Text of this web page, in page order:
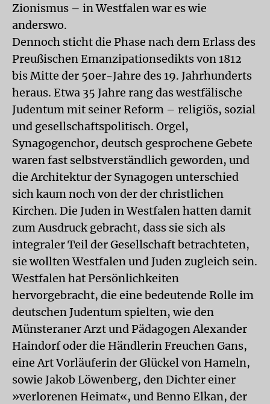
Zionismus – in Westfalen war es wie
anderswo.
Dennoch sticht die Phase nach dem Erlass des
Preußischen Emanzipationsedikts von 1812
bis Mitte der 50er-Jahre des 19. Jahrhunderts
heraus. Etwa 35 Jahre rang das westfälische
Judentum mit seiner Reform – religiös, sozial
und gesellschaftspolitisch. Orgel,
Synagogenchor, deutsch gesprochene Gebete
waren fast selbstverständlich geworden, und
die Architektur der Synagogen unterschied
sich kaum noch von der der christlichen
Kirchen. Die Juden in Westfalen hatten damit
zum Ausdruck gebracht, dass sie sich als
integraler Teil der Gesellschaft betrachteten,
sie wollten Westfalen und Juden zugleich sein.
Westfalen hat Persönlichkeiten
hervorgebracht, die eine bedeutende Rolle im
deutschen Judentum spielten, wie den
Münsteraner Arzt und Pädagogen Alexander
Haindorf oder die Händlerin Freuchen Gans,
eine Art Vorläuferin der Glückel von Hameln,
sowie Jakob Löwenberg, den Dichter einer
»verlorenen Heimat«, und Benno Elkan, der